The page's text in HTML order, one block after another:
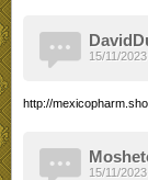
http://
15/11/
15/11/